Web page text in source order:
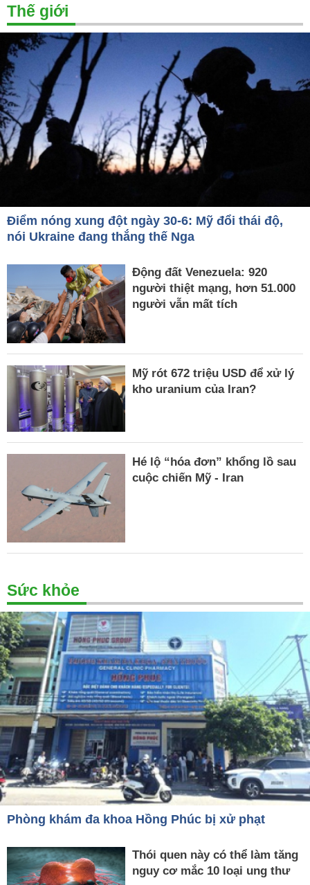
Thế giới
Điểm nóng xung đột ngày 30-6: Mỹ đổi thái độ,
nói Ukraine đang thắng thế Nga
Động đất Venezuela: 920
người thiệt mạng, hơn 51.000
người vẫn mất tích
Mỹ rót 672 triệu USD để xử lý
kho uranium của Iran?
Hé lộ “hóa đơn” khổng lồ sau
cuộc chiến Mỹ - Iran
Sức khỏe
Phòng khám đa khoa Hồng Phúc bị xử phạt
Thói quen này có thể làm tăng
nguy cơ mắc 10 loại ung thư